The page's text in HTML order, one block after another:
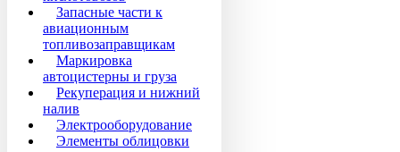
Запасные части к
авиационным
топливозаправщикам
Маркировка
автоцистерны и груза
Рекуперация и нижний
налив
Электрооборудование
Элементы облицовки